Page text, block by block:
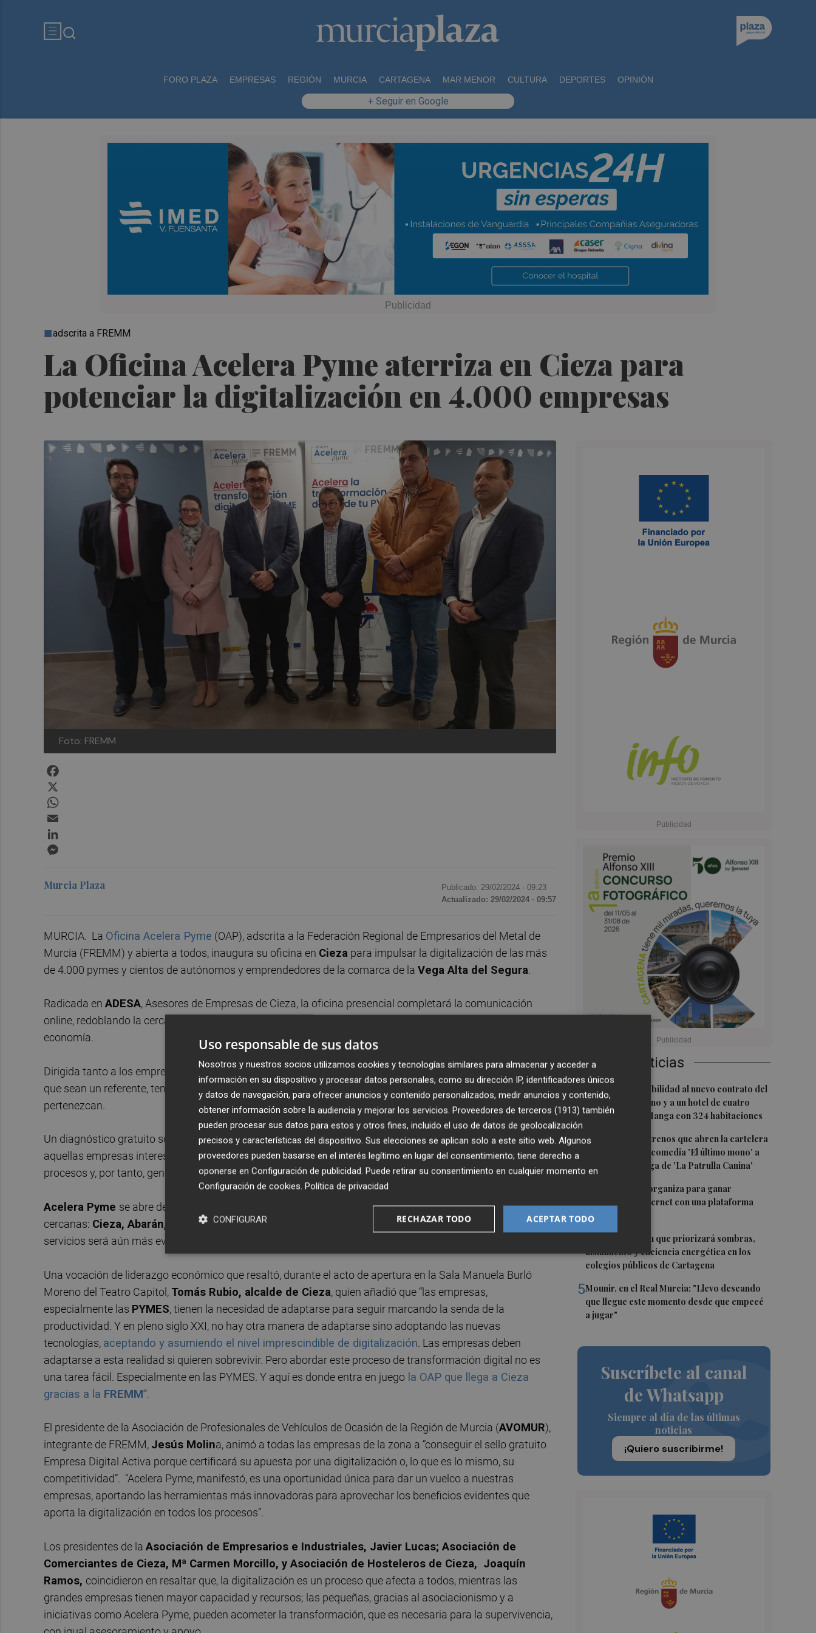
FORO PLAZA EMPRESAS REGIÓN MURCIA CARTAGENA MAR MENOR CULTURA DEPORTES OPINIÓN
+ Seguir en Google
La Oficina Acelera Pyme aterriza en Cieza para
potenciar la digitalización en 4.000 empresas
adscrita a FREMM
Foto: FREMM
Últimas Noticias
1San Javier da viabilidad al nuevo contrato del
transporte urbano y a un hotel de cuatro
estrellas en La Manga con 324 habitaciones
2Estos son los estrenos que abren la cartelera
en agosto: de la comedia 'El último mono' a
una nueva entrega de 'La Patrulla Canina'
Los Belones se organiza para ganar
visibilidad en internet con una plataforma
colaborativa
Luz verde al plan que priorizará sombras,
aislamiento y eficiencia energética en los
colegios públicos de Cartagena
5Mounir, en el Real Murcia: "Llevo deseando
que llegue este momento desde que empecé
a jugar"
Suscríbete al canal
de Whatsapp
Siempre al día de las últimas
noticias
¡Quiero suscribirme!
Murcia Plaza Publicado: 29/02/2024 · 09:23
Actualizado: 29/02/2024 · 09:57
MURCIA. La Oficina Acelera Pyme (OAP), adscrita a la Federación Regional de Empresarios del Metal de
Murcia (FREMM) y abierta a todos, inaugura su oficina en Cieza para impulsar la digitalización de las más
de 4.000 pymes y cientos de autónomos y emprendedores de la comarca de la Vega Alta del Segura.
Radicada en ADESA, Asesores de Empresas de Cieza, la oficina presencial completará la comunicación
online, redoblando la cercanía y atención para avanzar en el reto de la digitalización del conjunto de la
economía.
Dirigida tanto a los empresarios y profesionales que estén empezando en la digitalización como a aquellas
que sean un referente, tengan menor o mayor tamaño su negocio y con independencia del sector al que
pertenezcan.
Un diagnóstico gratuito sobre el nivel de digitalización será el primer paso que realice laOAPa todas
aquellas empresas interesadas. Una base para acometer un plan de digitalización que optimice todos sus
procesos y, por tanto, genere mayor competitividad, empleo y negocio.
Acelera Pyme se abre de esta forma a todas las ciudades que conforman la Vega Alta del Segura o
cercanas: Cieza, Abarán, Blanca y Mula.Localidades cuya pujanza agroalimentaria, industrial y de
servicios será aún más evidente con el impulso de la digitalización.
Una vocación de liderazgo económico que resaltó, durante el acto de apertura en la Sala Manuela Burló
Moreno del Teatro Capitol, Tomás Rubio, alcalde de Cieza, quien añadió que “las empresas,
especialmente las PYMES, tienen la necesidad de adaptarse para seguir marcando la senda de la
productividad. Y en pleno siglo XXI, no hay otra manera de adaptarse sino adoptando las nuevas
tecnologías, aceptando y asumiendo el nivel imprescindible de digitalización. Las empresas deben
adaptarse a esta realidad si quieren sobrevivir. Pero abordar este proceso de transformación digital no es
una tarea fácil. Especialmente en las PYMES. Y aquí es donde entra en juego la OAP que llega a Cieza
gracias a la FREMM”.
El presidente de la Asociación de Profesionales de Vehículos de Ocasión de la Región de Murcia (AVOMUR),
integrante de FREMM, Jesús Molina, animó a todas las empresas de la zona a “conseguir el sello gratuito
Empresa Digital Activa porque certificará su apuesta por una digitalización o, lo que es lo mismo, su
competitividad”. “Acelera Pyme, manifestó, es una oportunidad única para dar un vuelco a nuestras
empresas, aportando las herramientas más innovadoras para aprovechar los beneficios evidentes que
aporta la digitalización en todos los procesos”.
Los presidentes de la Asociación de Empresarios e Industriales, Javier Lucas; Asociación de
Comerciantes de Cieza, Mª Carmen Morcillo, y Asociación de Hosteleros de Cieza, Joaquín
Ramos, coincidieron en resaltar que, la digitalización es un proceso que afecta a todos, mientras las
grandes empresas tienen mayor capacidad y recursos; las pequeñas, gracias al asociacionismo y a
iniciativas como Acelera Pyme, pueden acometer la transformación, que es necesaria para la supervivencia,
Uso responsable de sus datos
Nosotros y nuestros socios utilizamos cookies y tecnologías similares para almacenar y acceder a
información en su dispositivo y procesar datos personales, como su dirección IP, identificadores únicos
y datos de navegación, para ofrecer anuncios y contenido personalizados, medir anuncios y contenido,
obtener información sobre la audiencia y mejorar los servicios. Proveedores de terceros (1913) también
pueden procesar sus datos para estos y otros fines, incluido el uso de datos de geolocalización
precisos y características del dispositivo. Sus elecciones se aplican solo a este sitio web. Algunos
proveedores pueden basarse en el interés legítimo en lugar del consentimiento; tiene derecho a
oponerse en Configuración de publicidad. Puede retirar su consentimiento en cualquier momento en
Configuración de cookies. Política de privacidad
ACEPTAR TODO
RECHAZAR TODO
CONFIGURAR